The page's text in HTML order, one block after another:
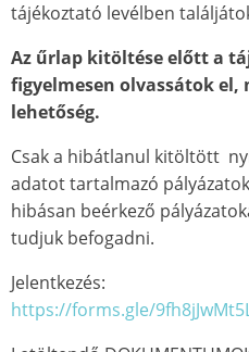
tájékoztató levélben
Az űrlap kitöltése előtt a
figyelmesen olvassátok
lehetőség.
Csak a hibátlanul kitöltött
adatot tartalmazó
hibásan beérkező
tudjuk befogadni.
Jelentkezés:
https://forms.gle/